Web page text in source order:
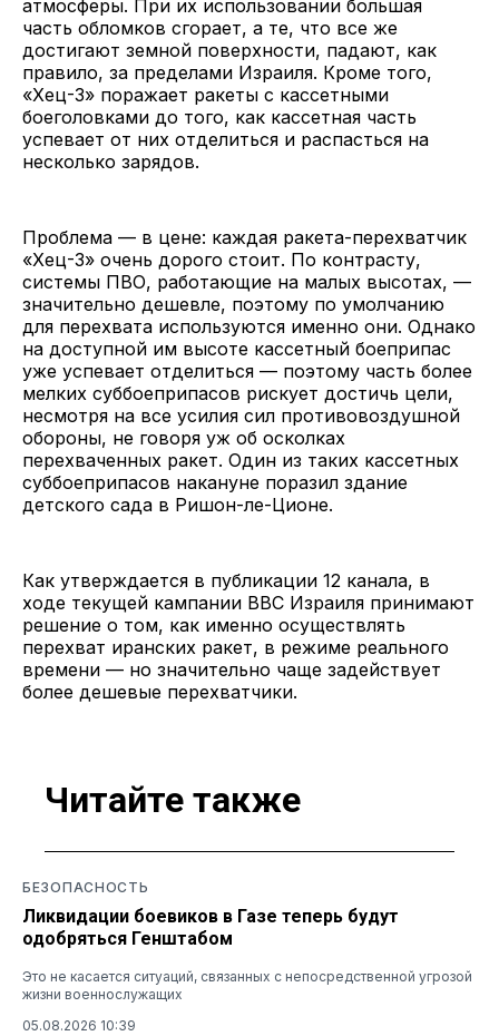
атмосферы. При их использовании большая
часть обломков сгорает, а те, что все же
достигают земной поверхности, падают, как
правило, за пределами Израиля. Кроме того,
«Хец-3» поражает ракеты с кассетными
боеголовками до того, как кассетная часть
успевает от них отделиться и распасться на
несколько зарядов.
Проблема — в цене: каждая ракета-перехватчик
«Хец-3» очень дорого стоит. По контрасту,
системы ПВО, работающие на малых высотах, —
значительно дешевле, поэтому по умолчанию
для перехвата используются именно они. Однако
на доступной им высоте кассетный боеприпас
уже успевает отделиться — поэтому часть более
мелких суббоеприпасов рискует достичь цели,
несмотря на все усилия сил противовоздушной
обороны, не говоря уж об осколках
перехваченных ракет. Один из таких кассетных
суббоеприпасов накануне поразил здание
детского сада в Ришон-ле-Ционе.
Как утверждается в публикации 12 канала, в
ходе текущей кампании ВВС Израиля принимают
решение о том, как именно осуществлять
перехват иранских ракет, в режиме реального
времени — но значительно чаще задействует
более дешевые перехватчики.
Читайте также
БЕЗОПАСНОСТЬ
Ликвидации боевиков в Газе теперь будут
одобряться Генштабом
Это не касается ситуаций, связанных с непосредственной угрозой
жизни военнослужащих
05.08.2026 10:39